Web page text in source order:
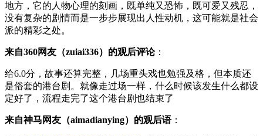
地方，它的人物心理的刻画，既单纯又恐怖，既可爱又残忍，
没有复杂的剧情而是一步步展现出人性动机，这可能就是社会
派的精彩之处。
来自360网友（zuiai336）的观后评论：
给6.0分，故事还算完整，几场重头戏也勉强及格，但本质还
是俗套的港台剧。就像走过场一样，什么时候该发生什么都设
定好了，流程走完了这个港台剧也结束了
来自神马网友（aimadianying）的观后语：